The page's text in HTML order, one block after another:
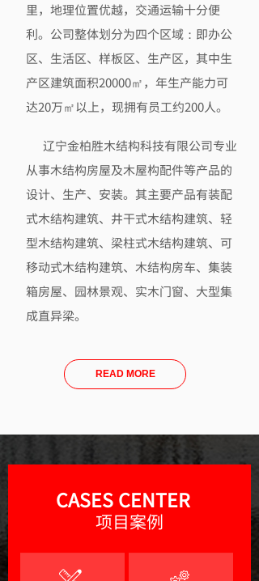
里，地理位置优越，交通运输十分便
利。公司整体划分为四个区域：即办公
区、生活区、样板区、生产区，其中生
产区建筑面积20000㎡，年生产能力可
达20万㎡以上，现拥有员工约200人。
辽宁金柏胜木结构科技有限公司专业
从事木结构房屋及木屋构配件等产品的
设计、生产、安装。其主要产品有装配
式木结构建筑、井干式木结构建筑、轻
型木结构建筑、梁柱式木结构建筑、可
移动式木结构建筑、木结构房车、集装
箱房屋、园林景观、实木门窗、大型集
成直异梁。
READ MORE
CASES CENTER
项目案例